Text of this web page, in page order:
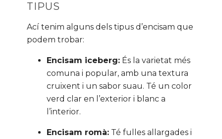
TIPUS
Ací tenim alguns dels tipus d’encisam que
podem trobar:
Encisam iceberg: És la varietat més
comuna i popular, amb una textura
cruixent i un sabor suau. Té un color
verd clar en l’exterior i blanc a
l’interior.
Encisam romà: Té fulles allargades i